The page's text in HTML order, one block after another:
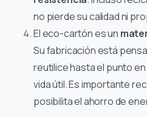
no pierde su calidad ni
El eco-cartón es un
Su fabricación está
reutilice hasta el punto
vida útil. Es importante
posibilita el ahorro de